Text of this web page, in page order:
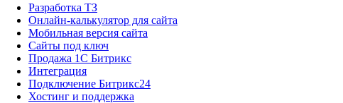
Разработка ТЗ
Онлайн-калькулятор для сайта
Мобильная версия сайта
Сайты под ключ
Продажа 1С Битрикс
Интеграция
Подключение Битрикс24
Хостинг и поддержка